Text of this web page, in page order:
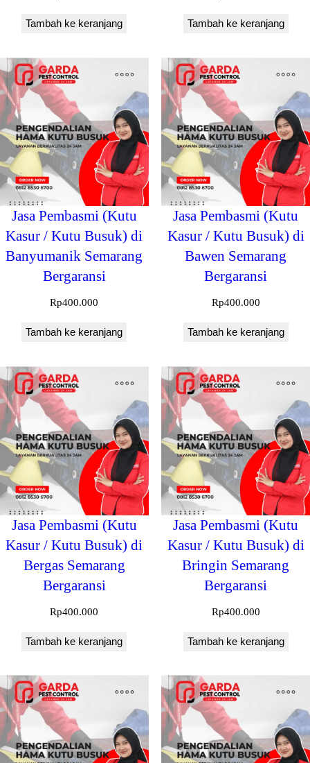
Tambah ke keranjang Tambah ke keranjang
Jasa Pembasmi (Kutu
Kasur / Kutu Busuk) di
Banyumanik Semarang
Bergaransi
Rp400.000
Tambah ke keranjang
Jasa Pembasmi (Kutu
Kasur / Kutu Busuk) di
Bawen Semarang
Bergaransi
Rp400.000
Tambah ke keranjang
Jasa Pembasmi (Kutu
Kasur / Kutu Busuk) di
Bergas Semarang
Bergaransi
Rp400.000
Tambah ke keranjang
Jasa Pembasmi (Kutu
Kasur / Kutu Busuk) di
Bringin Semarang
Bergaransi
Rp400.000
Tambah ke keranjang